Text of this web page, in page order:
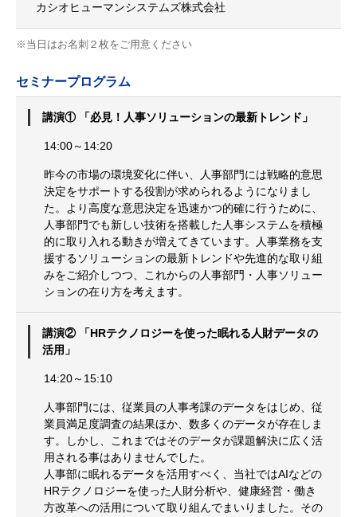
カシオヒューマンシステムズ株式会社
※当日はお名刺２枚をご用意ください
セミナープログラム
講演① 「必見！人事ソリューションの最新トレンド」
14:00～14:20
昨今の市場の環境変化に伴い、人事部門には戦略的意思
決定をサポートする役割が求められるようになりまし
た。より高度な意思決定を迅速かつ的確に行うために、
人事部門でも新しい技術を搭載した人事システムを積極
的に取り入れる動きが増えてきています。人事業務を支
援するソリューションの最新トレンドや先進的な取り組
みをご紹介しつつ、これからの人事部門・人事ソリュー
ションの在り方を考えます。
講演② 「HRテクノロジーを使った眠れる人財データの
活用」
14:20～15:10
人事部門には、従業員の人事考課のデータをはじめ、従
業員満足度調査の結果ほか、数多くのデータが存在しま
す。しかし、これまではそのデータが課題解決に広く活
用される事はありませんでした。
人事部に眠れるデータを活用すべく、当社ではAIなどの
HRテクノロジーを使った人財分析や、健康経営・働き
方改革への活用について取り組んでまいりました。その